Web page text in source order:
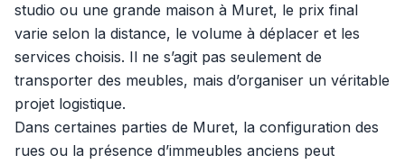
studio ou une grande maison à Muret, le prix final
varie selon la distance, le volume à déplacer et les
services choisis. Il ne s’agit pas seulement de
transporter des meubles, mais d’organiser un véritable
projet logistique.
Dans certaines parties de Muret, la configuration des
rues ou la présence d’immeubles anciens peut